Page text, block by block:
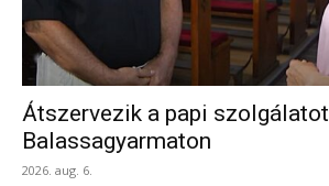
Átszervezik a papi szolgálatot
Balassagyarmaton
2026. aug. 6.